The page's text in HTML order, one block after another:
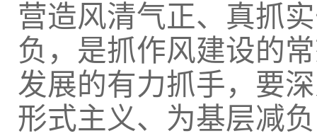
营造风清气正、真抓
负，是抓作风建设的
发展的有力抓手，要
形式主义、为基层减